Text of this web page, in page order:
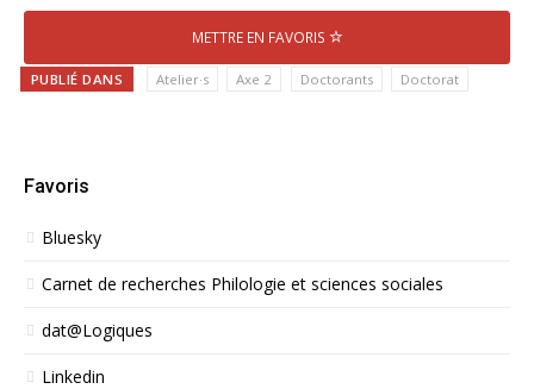
METTRE EN FAVORIS
PUBLIÉ DANS Atelier·s Axe 2 Doctorants Doctorat
Favoris
Bluesky
Carnet de recherches Philologie et sciences sociales
dat@Logiques
Linkedin